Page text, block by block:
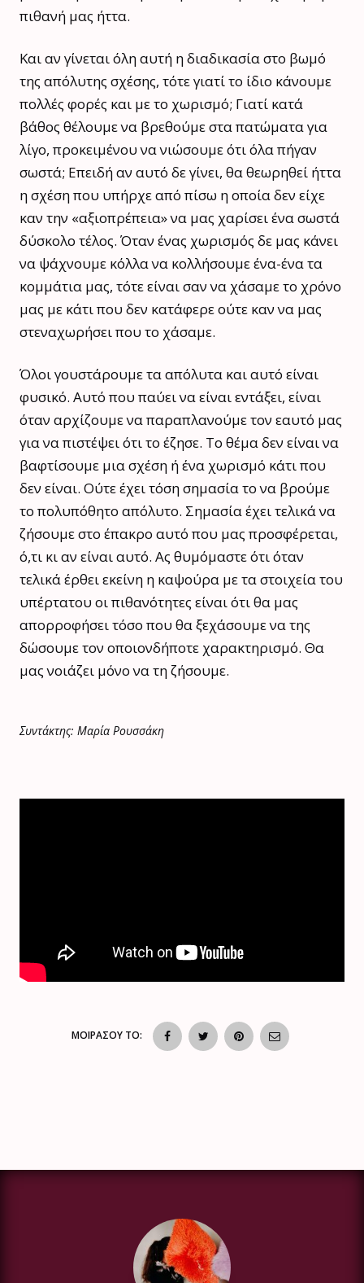
πιθανή μας ήττα.
Και αν γίνεται όλη αυτή η διαδικασία στο βωμό
της απόλυτης σχέσης, τότε γιατί το ίδιο κάνουμε
πολλές φορές και με το χωρισμό; Γιατί κατά
βάθος θέλουμε να βρεθούμε στα πατώματα για
λίγο, προκειμένου να νιώσουμε ότι όλα πήγαν
σωστά; Επειδή αν αυτό δε γίνει, θα θεωρηθεί ήττα
η σχέση που υπήρχε από πίσω η οποία δεν είχε
καν την «αξιοπρέπεια» να μας χαρίσει ένα σωστά
δύσκολο τέλος. Όταν ένας χωρισμός δε μας κάνει
να ψάχνουμε κόλλα να κολλήσουμε ένα-ένα τα
κομμάτια μας, τότε είναι σαν να χάσαμε το χρόνο
μας με κάτι που δεν κατάφερε ούτε καν να μας
στεναχωρήσει που το χάσαμε.
Όλοι γουστάρουμε τα απόλυτα και αυτό είναι
φυσικό. Αυτό που παύει να είναι εντάξει, είναι
όταν αρχίζουμε να παραπλανούμε τον εαυτό μας
για να πιστέψει ότι το έζησε. Το θέμα δεν είναι να
βαφτίσουμε μια σχέση ή ένα χωρισμό κάτι που
δεν είναι. Ούτε έχει τόση σημασία το να βρούμε
το πολυπόθητο απόλυτο. Σημασία έχει τελικά να
ζήσουμε στο έπακρο αυτό που μας προσφέρεται,
ό,τι κι αν είναι αυτό. Ας θυμόμαστε ότι όταν
τελικά έρθει εκείνη η καψούρα με τα στοιχεία του
υπέρτατου οι πιθανότητες είναι ότι θα μας
απορροφήσει τόσο που θα ξεχάσουμε να της
δώσουμε τον οποιονδήποτε χαρακτηρισμό. Θα
μας νοιάζει μόνο να τη ζήσουμε.
Συντάκτης: Μαρία Ρουσσάκη
ΜΟΙΡΑΣΟΥ ΤΟ: